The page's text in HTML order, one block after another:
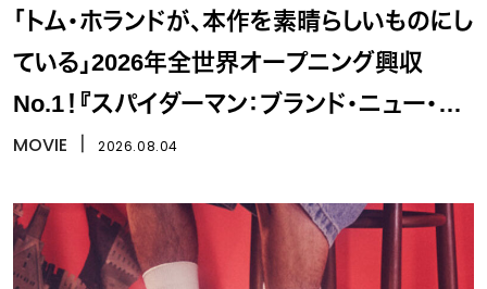
「トム・ホランドが、本作を素晴らしいものにし
ている」2026年全世界オープニング興収
No.1！『スパイダーマン：ブランド・ニュー・デ
イ』
MOVIE 2026.08.04